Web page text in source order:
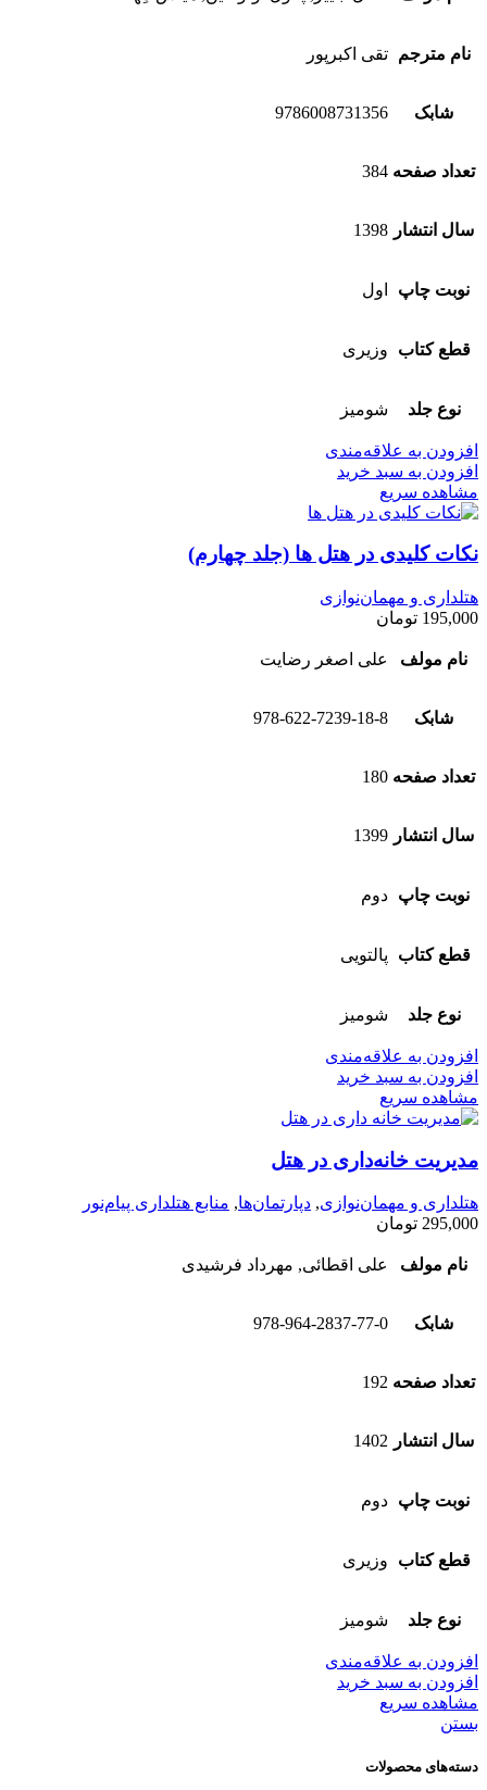
نام مترجم تقی اکبرپور
شابک 9786008731356
تعداد صفحه 384
سال انتشار 1398
نوبت چاپ اول
قطع کتاب وزیری
نوع جلد شومیز
افزودن به علاقه‌مندی
افزودن به سبد خرید
مشاهده سریع
نکات کلیدی در هتل ها (جلد چهارم)
هتلداری و مهمان‌نوازی
195,000 تومان
نام مولف علی اصغر رضایت
شابک 978-622-7239-18-8
تعداد صفحه 180
سال انتشار 1399
نوبت چاپ دوم
قطع کتاب پالتویی
نوع جلد شومیز
افزودن به علاقه‌مندی
افزودن به سبد خرید
مشاهده سریع
مدیریت خانه‌داری در هتل
هتلداری و مهمان‌نوازی, دپارتمان‌ها, منابع هتلداری پیام‌نور
295,000 تومان
نام مولف علی اقطائی, مهرداد فرشیدی
شابک 978-964-2837-77-0
تعداد صفحه 192
سال انتشار 1402
نوبت چاپ دوم
قطع کتاب وزیری
نوع جلد شومیز
افزودن به علاقه‌مندی
افزودن به سبد خرید
مشاهده سریع
بستن
دسته‌های محصولات